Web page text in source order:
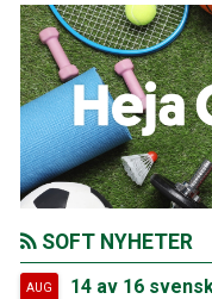
SOFT NYHETER
AUG 14 av 16